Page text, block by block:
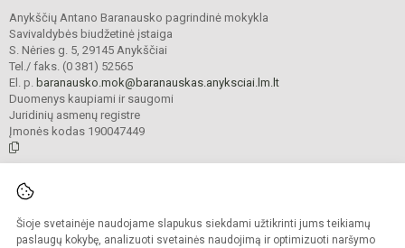
Šioje svetainėje naudojame slapukus siekdami užtikrinti jums teikiamų
paslaugų kokybę, analizuoti svetainės naudojimą ir optimizuoti naršymo
Anykščių Antano Baranausko pagrindinė mokykla
Savivaldybės biudžetinė įstaiga
S. Nėries g. 5, 29145 Anykščiai
Tel./ faks. (0 381) 52565
El. p. baranausko.mok@baranauskas.anyksciai.lm.lt
Duomenys kaupiami ir saugomi
Juridinių asmenų registre
Įmonės kodas 190047449
Kopijuoti turinį be raštiško mokyklos administracijos sutikimo griežtai
draudžiama.